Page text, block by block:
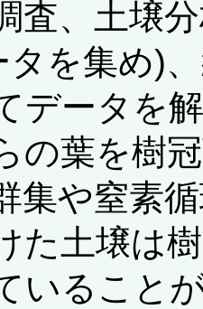
査、土壌
タを集め)
データを
の葉を樹
集や窒素
た土壌は
いること